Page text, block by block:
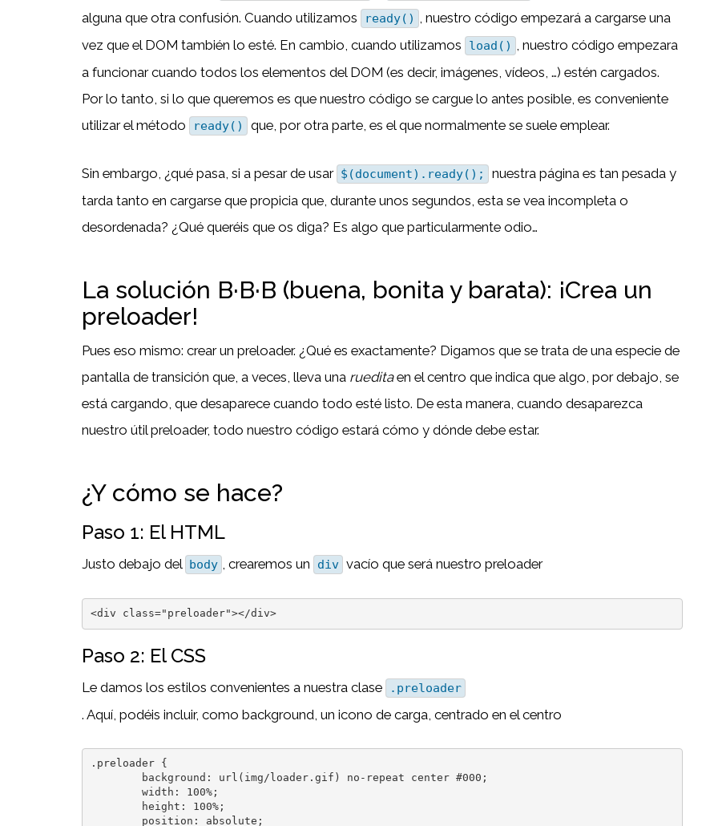
alguna que otra confusión. Cuando utilizamos
ready() , nuestro código empezará a cargarse una
vez que el DOM también lo esté. En cambio, cuando utilizamos
load() , nuestro código empezara
a funcionar cuando todos los elementos del DOM (es decir, imágenes, vídeos, …) estén cargados.
Por lo tanto, si lo que queremos es que nuestro código se cargue lo antes posible, es conveniente
utilizar el método
ready() que, por otra parte, es el que normalmente se suele emplear.
Sin embargo, ¿qué pasa, si a pesar de usar $(document).ready();
nuestra página es tan pesada y
tarda tanto en cargarse que propicia que, durante unos segundos, esta se vea incompleta o
desordenada? ¿Qué queréis que os diga? Es algo que particularmente odio…
La solución B·B·B (buena, bonita y barata): ¡Crea un
preloader!
Pues eso mismo: crear un preloader. ¿Qué es exactamente? Digamos que se trata de una especie de
pantalla de transición que, a veces, lleva una rueditaen el centro que indica que algo, por debajo, se
está cargando, que desaparece cuando todo esté listo. De esta manera, cuando desaparezca
nuestro útil preloader, todo nuestro código estará cómo y dónde debe estar.
¿Y cómo se hace?
Paso 1: El HTML
Justo debajo del body , crearemos un div vacío que será nuestro preloader
<div class="preloader"></div>
Paso 2: El CSS
Le damos los estilos convenientes a nuestra clase .preloader
. Aquí, podéis incluir, como background, un icono de carga, centrado en el centro
.preloader {